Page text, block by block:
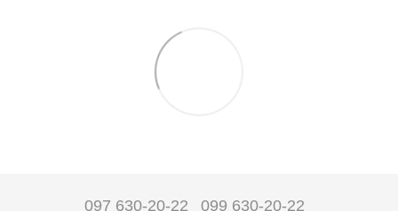
097 630-20-22 099 630-20-22